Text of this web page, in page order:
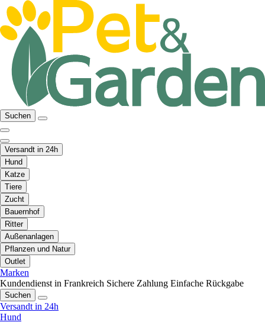
Suchen
Versandt in 24h
Hund
Katze
Tiere
Zucht
Bauernhof
Ritter
Außenanlagen
Pflanzen und Natur
Outlet
Marken
Kundendienst in Frankreich Sichere Zahlung Einfache Rückgabe
Suchen
Versandt in 24h
Hund